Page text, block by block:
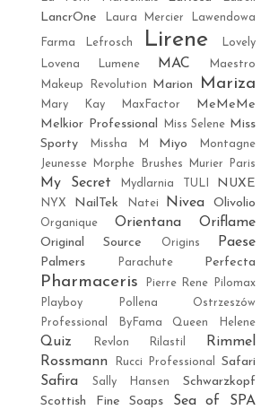
LancrOne Laura Mercier Lawendowa
Farma Lefrosch Lirene
Lovely
Lovena
Lumene MAC
Maestro
Makeup Revolution
Marion Mariza
Mary Kay MaxFactor
MeMeMe
Melkior Professional
Miss Selene Miss
Sporty
Missha M Miyo
Montagne
Jeunesse
Morphe Brushes Murier Paris
My Secret Mydlarnia TULI NUXE
NYX NailTek Natei Nivea Olivolio
Organique Orientana Oriflame
Original Source Origins Paese
Palmers Parachute Perfecta
Pharmaceris Pierre Rene
Pilomax
Playboy
Pollena Ostrzeszów
Professional ByFama
Queen Helene
Quiz Revlon Rilastil
Rimmel
Rossmann
Rucci Professional Safari
Safira Sally Hansen
Schwarzkopf
Scottish Fine Soaps
Sea of SPA